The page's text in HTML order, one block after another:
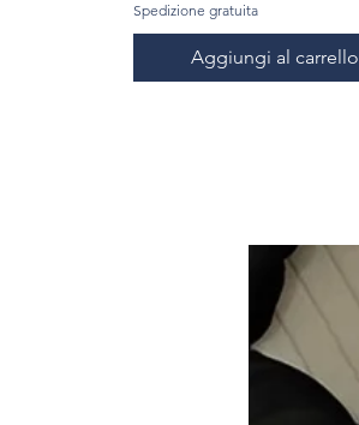
Spedizione gratuita
Aggiungi al carrello